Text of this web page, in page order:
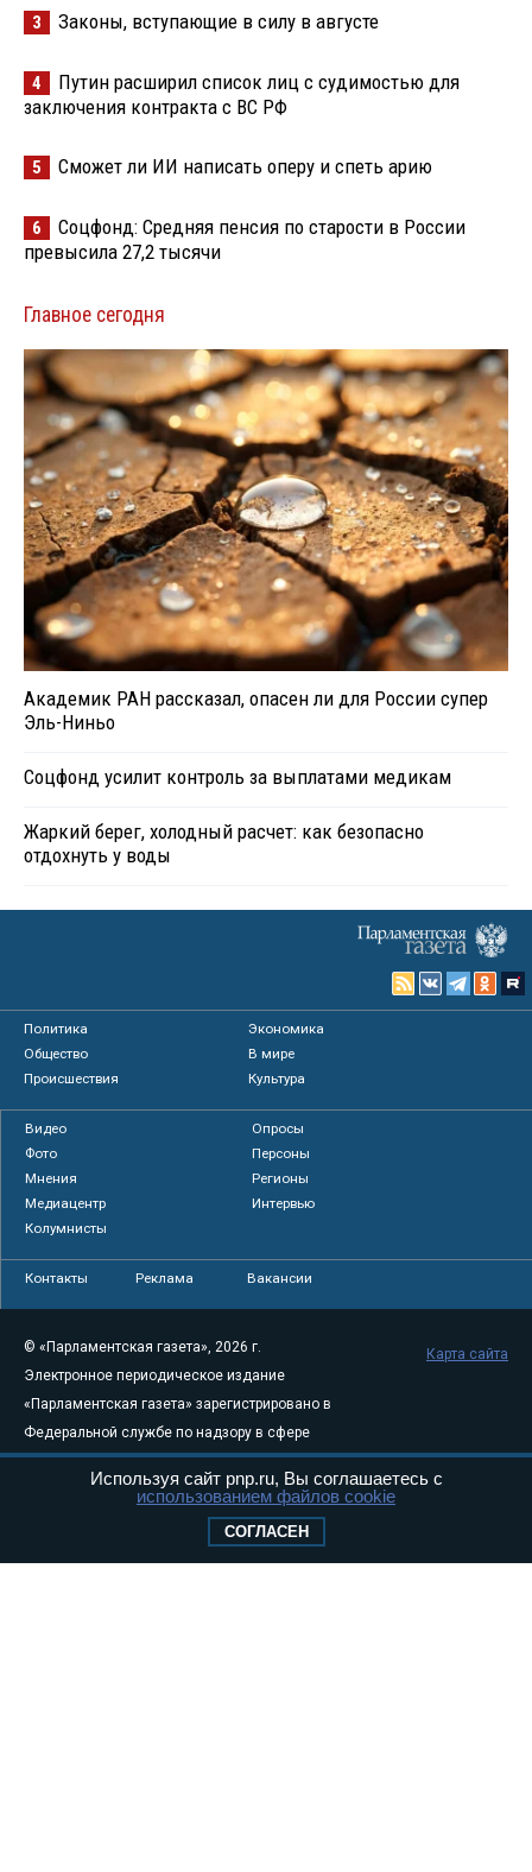
3 Законы, вступающие в силу в августе
4
Путин расширил список лиц с судимостью для
заключения контракта с ВС РФ
5 Сможет ли ИИ написать оперу и спеть арию
6
Соцфонд: Средняя пенсия по старости в России
превысила 27,2 тысячи
Главное сегодня
Академик РАН рассказал, опасен ли для России супер
Эль-Ниньо
Соцфонд усилит контроль за выплатами медикам
Жаркий берег, холодный расчет: как безопасно
отдохнуть у воды
Политика
Экономика
Общество
В мире
Происшествия
Культура
Видео
Опросы
Фото
Персоны
Мнения
Регионы
Медиацентр
Интервью
Колумнисты
Контакты Реклама Вакансии
© «Парламентская газета», 2026 г.
Электронное периодическое издание
«Парламентская газета» зарегистрировано в
Федеральной службе по надзору в сфере
связи, информационных технологий и
массовых коммуникаций (Роскомнадзор) 05
Свидетельство о регистрации Эл № ФС77-
Карта сайта
Используя сайт pnp.ru, Вы соглашаетесь с
использованием файлов cookie
СОГЛАСЕН